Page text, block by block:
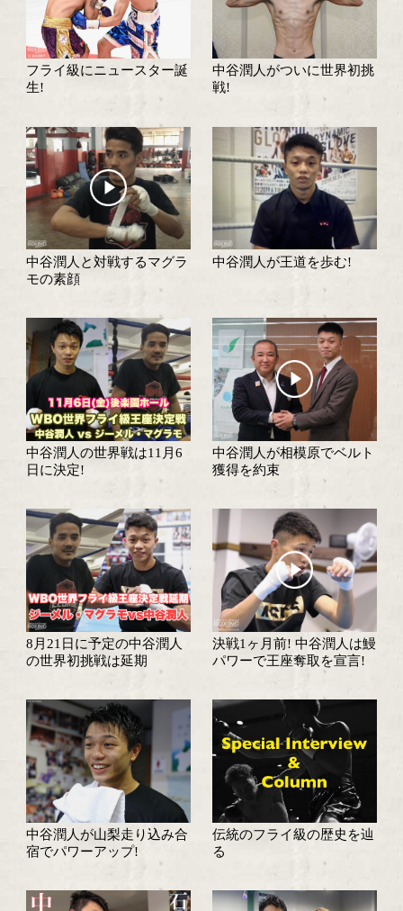
中谷潤人に質問募集!
おめでとう!中谷潤
み
中谷潤人がボクモバ注目ラ
ンキングを卒業
中谷潤人はフライ
を高めていく
フライ級にニュースター誕
生!
中谷潤人がついに
戦!
中谷潤人と対戦するマグラ
モの素顔
中谷潤人が王道を